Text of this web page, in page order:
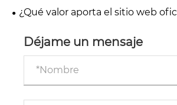
invisibles a prueba de explosiones
resolviendo el problema de la fácil
las marcas
¿Qué valor aporta el sitio web
(TRC) a los clientes globales?
Déjame un mensaje